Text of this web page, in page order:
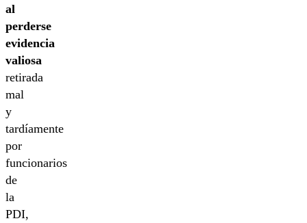
al
perderse
evidencia
valiosa
retirada
mal
y
tardíamente
por
funcionarios
de
la
PDI,